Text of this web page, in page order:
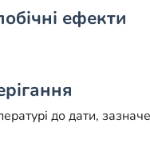
ефекти
до дати,